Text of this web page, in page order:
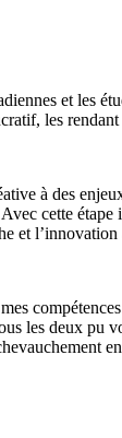
et les
les
à des
cette
et
les deux